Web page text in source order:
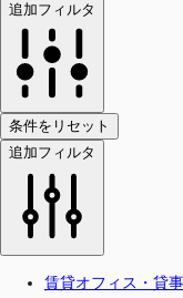
追加フィルタ
条件をリセット
追加フィルタ
賃貸オフィス・貸